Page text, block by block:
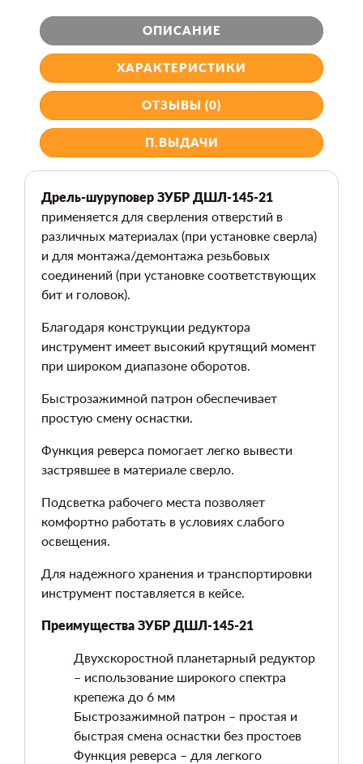
ОПИСАНИЕ
ХАРАКТЕРИСТИКИ
ОТЗЫВЫ (0)
П.ВЫДАЧИ
Дрель-шуруповер ЗУБР ДШЛ-145-21
применяется для сверления отверстий в
различных материалах (при установке сверла)
и для монтажа/демонтажа резьбовых
соединений (при установке соответствующих
бит и головок).
Благодаря конструкции редуктора
инструмент имеет высокий крутящий момент
при широком диапазоне оборотов.
Быстрозажимной патрон обеспечивает
простую смену оснастки.
Функция реверса помогает легко вывести
застрявшее в материале сверло.
Подсветка рабочего места позволяет
комфортно работать в условиях слабого
освещения.
Для надежного хранения и транспортировки
инструмент поставляется в кейсе.
Преимущества ЗУБР ДШЛ-145-21
Двухскоростной планетарный редуктор
– использование широкого спектра
крепежа до 6 мм
Быстрозажимной патрон – простая и
быстрая смена оснастки без простоев
Функция реверса – для легкого